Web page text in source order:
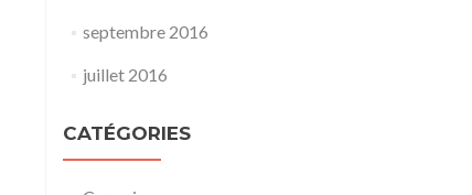
septembre 2016
juillet 2016
CATÉGORIES